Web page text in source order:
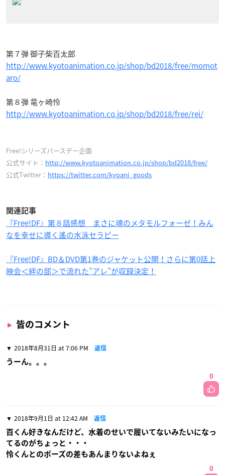
第７弾 御子柴百太郎
http://www.kyotoanimation.co.jp/shop/bd2018/free/momot
aro/
第８弾 竜ヶ崎怜
http://www.kyotoanimation.co.jp/shop/bd2018/free/rei/
Free!シリーズバースデー企画
公式サイト： http://www.kyotoanimation.co.jp/shop/bd2018/free/
公式Twitter： https://twitter.com/kyoani_goods
関連記事
『Free!DF』第８話感想 まさに魂のメタモルフォーゼ！みん
なを幸せに導く遙の水泳セラピー
『Free!DF』BD＆DVD第1巻のジャケット公開！さらに第0話上
映会＜絆の部＞で流れた”アレ”が収録決定！
皆のコメント
2018年8月31日 at 7:06 PM 返信
うーん。。。
0
2018年9月1日 at 12:42 AM 返信
百くん好きなんだけど、水着のせいで履いてないみたいになっ
てるのがちょっと・・・
怜くんとのポーズの差もあんまりないよねぇ
0